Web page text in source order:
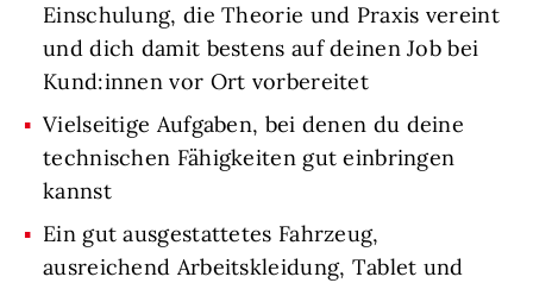
Einschulung, die Theorie und Praxis vereint
und dich damit bestens auf deinen Job bei
Kund:innen vor Ort vorbereitet
Vielseitige Aufgaben, bei denen du deine
technischen Fähigkeiten gut einbringen
kannst
Ein gut ausgestattetes Fahrzeug,
ausreichend Arbeitskleidung, Tablet und